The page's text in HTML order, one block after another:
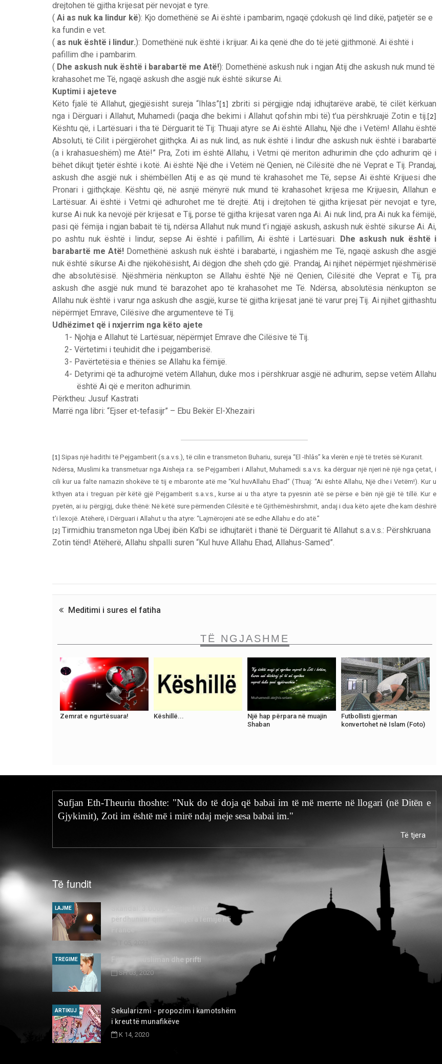
drejtohen të gjitha krijesat për nevojat e tyre.
( Ai as nuk ka lindur kë): Kjo domethënë se Ai është i pambarim, ngaqë çdokush që lind dikë, patjetër se e
ka fundin e vet.
( as nuk është i lindur.): Domethënë nuk është i krijuar. Ai ka qenë dhe do të jetë gjithmonë. Ai është i
pafillim dhe i pambarim.
( Dhe askush nuk është i barabartë me Atë!): Domethënë askush nuk i ngjan Atij dhe askush nuk mund të
krahasohet me Të, ngaqë askush dhe asgjë nuk është sikurse Ai.
Kuptimi i ajeteve
Këto fjalë të Allahut, gjegjësisht sureja “Ihlas” [1]
zbriti si përgjigje ndaj idhujtarëve arabë, të cilët kërkuan
nga i Dërguari i Allahut, Muhamedi (paqja dhe bekimi i Allahut qofshin mbi të) t’ua përshkruajë Zotin e tij. [2]
Kështu që, i Lartësuari i tha të Dërguarit të Tij: Thuaji atyre se Ai është Allahu, Një dhe i Vetëm! Allahu është
Absoluti, të Cilit i përgjërohet gjithçka. Ai as nuk lind, as nuk është i lindur dhe askush nuk është i barabartë
(a i krahasueshëm) me Atë!” Pra, Zoti im është Allahu, i Vetmi që meriton adhurimin dhe çdo adhurim që i
bëhet dikujt tjetër është i kotë. Ai është Një dhe i Vetëm në Qenien, në Cilësitë dhe në Veprat e Tij. Prandaj,
askush dhe asgjë nuk i shëmbëllen Atij e as që mund të krahasohet me Të, sepse Ai është Krijuesi dhe
Pronari i gjithçkaje. Kështu që, në asnjë mënyrë nuk mund të krahasohet krijesa me Krijuesin, Allahun e
Lartësuar. Ai është i Vetmi që adhurohet me të drejtë. Atij i drejtohen të gjitha krijesat për nevojat e tyre,
kurse Ai nuk ka nevojë për krijesat e Tij, porse të gjitha krijesat varen nga Ai. Ai nuk lind, pra Ai nuk ka fëmijë,
pasi që fëmija i ngjan babait të tij, ndërsa Allahut nuk mund t’i ngjajë askush, askush nuk është sikurse Ai. Ai,
po ashtu nuk është i lindur, sepse Ai është i pafillim, Ai është i Lartësuari. Dhe askush nuk është i
barabartë me Atë! Domethënë askush nuk është i barabartë, i ngjashëm me Të, ngaqë askush dhe asgjë
nuk është sikurse Ai dhe njëkohësisht, Ai dëgjon dhe sheh çdo gjë. Prandaj, Ai njihet nëpërmjet njëshmërisë
dhe absolutësisë. Njëshmëria nënkupton se Allahu është Një në Qenien, Cilësitë dhe Veprat e Tij, pra
askush dhe asgjë nuk mund të barazohet apo të krahasohet me Të. Ndërsa, absolutësia nënkupton se
Allahu nuk është i varur nga askush dhe asgjë, kurse të gjitha krijesat janë të varur prej Tij. Ai njihet gjithashtu
nëpërmjet Emrave, Cilësive dhe argumenteve të Tij.
Udhëzimet që i nxjerrim nga këto ajete
1- Njohja e Allahut të Lartësuar, nëpërmjet Emrave dhe Cilësive të Tij.
2- Vërtetimi i teuhidit dhe i pejgamberisë.
3- Pavërtetësia e thënies se Allahu ka fëmijë.
4- Detyrimi që ta adhurojmë vetëm Allahun, duke mos i përshkruar asgjë në adhurim, sepse vetëm Allahu
është Ai që e meriton adhurimin.
Përktheu: Jusuf Kastrati
Marrë nga libri: “Ejser et-tefasijr” – Ebu Bekër El-Xhezairi
[1] Sipas një hadithi të Pejgamberit (s.a.v.s.), të cilin e transmeton Buhariu, sureja “El -Ihlâs” ka vlerën e një të tretës së Kuranit.
Ndërsa, Muslimi ka transmetuar nga Aisheja r.a. se Pejgamberi i Allahut, Muhamedi s.a.v.s. ka dërguar një njeri në një nga çetat, i
cili kur ua falte namazin shokëve të tij e mbaronte atë me “Kul huvAllahu Ehad” (Thuaj: “Ai është Allahu, Një dhe i Vetëm!). Kur u
kthyen ata i treguan për këtë gjë Pejgamberit s.a.v.s., kurse ai u tha atyre ta pyesnin atë se përse e bën një gjë të tillë. Kur e
pyetën, ai iu përgjigj, duke thënë: Në këtë sure përmenden Cilësitë e të Gjithëmëshirshmit, andaj i dua këto ajete dhe kam dëshirë
t’i lexojë. Atëherë, i Dërguari i Allahut u tha atyre: “Lajmërojeni atë se edhe Allahu e do atë.”
[2] Tirmidhiu transmeton nga Ubej ibën Ka’bi se idhujtarët i thanë të Dërguarit të Allahut s.a.v.s.: Përshkruana
Zotin tënd! Atëherë, Allahu shpalli suren “Kul huve Allahu Ehad, Allahus-Samed”.
Meditimi i sures el fatiha
TË NGJASHME
Zemrat e ngurtësuara! Këshillë...
Një hap përpara në muajin
Shaban
Futbollisti gjerman
konvertohet në Islam (Foto)
Sufjan Eth-Theuriu thoshte: "Nuk do të doja që babai im të më merrte në llogari (në Ditën e
Gjykimit), Zoti im është më i mirë ndaj meje sesa babai im."
Të tjera
Të fundit
përdhunuar qindra mijëra fëmijë në
LAJME
Fëmija musliman dhe prifti
SH 03, 2020
TREGIME
Sekularizmi - propozim i kamotshëm
i kreut të munafikëve
K 14, 2020
ARTIKUJ